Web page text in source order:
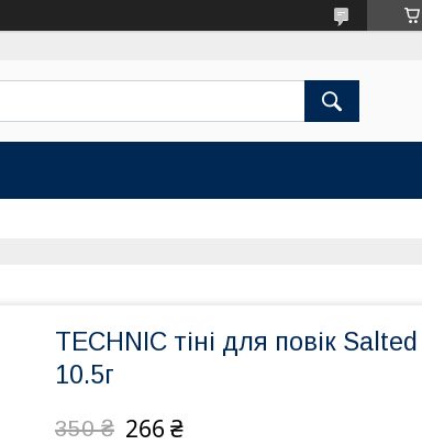
TECHNIC тіні для повік
10.5г
350 ₴ 266 ₴